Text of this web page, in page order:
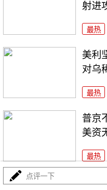
射进
最热
美利
对乌
最热
普京
美资
最热
海锁波斯还不够，特
点评一下